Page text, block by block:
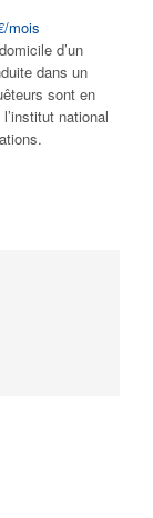
mois
d’un
dans un
sont en
national